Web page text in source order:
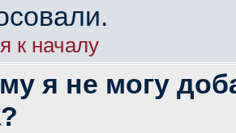
к началу
я не могу